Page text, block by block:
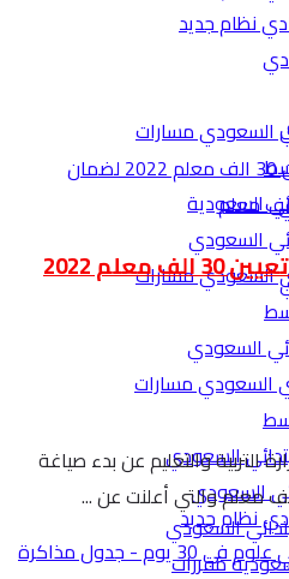
نظام جديد
السعودي مسارات
السعودية
السعودي
السعودي مسارات
السعودي
السعودي مسارات
السعودي
السعودي
السعودي
مقررات
نظام جديد
صياغة إجراءات مسابقة تعيين 30 الف معلم 2022
التربية والتعليم عن بدء صياغة